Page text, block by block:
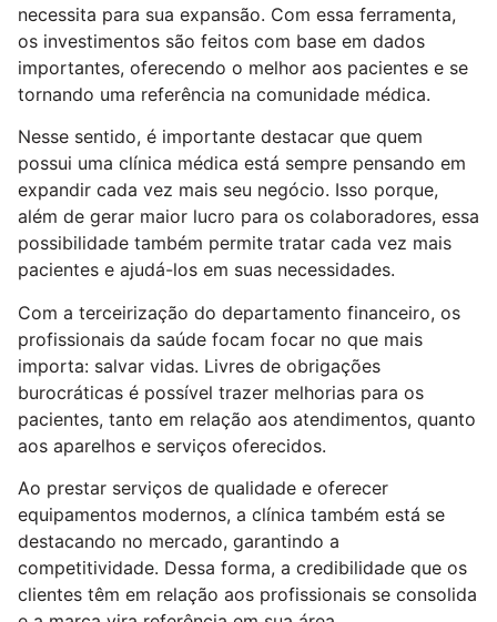
necessita para sua expansão. Com essa ferramenta,
os investimentos são feitos com base em dados
importantes, oferecendo o melhor aos pacientes e se
tornando uma referência na comunidade médica.
Nesse sentido, é importante destacar que quem
possui uma clínica médica está sempre pensando em
expandir cada vez mais seu negócio. Isso porque,
além de gerar maior lucro para os colaboradores, essa
possibilidade também permite tratar cada vez mais
pacientes e ajudá-los em suas necessidades.
Com a terceirização do departamento financeiro, os
profissionais da saúde focam focar no que mais
importa: salvar vidas. Livres de obrigações
burocráticas é possível trazer melhorias para os
pacientes, tanto em relação aos atendimentos, quanto
aos aparelhos e serviços oferecidos.
Ao prestar serviços de qualidade e oferecer
equipamentos modernos, a clínica também está se
destacando no mercado, garantindo a
competitividade. Dessa forma, a credibilidade que os
clientes têm em relação aos profissionais se consolida